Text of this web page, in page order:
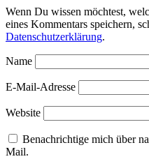
Wenn Du wissen möchtest,
eines Kommentars speichern,
Datenschutzerklärung.
Name
E-Mail-Adresse
Website
Benachrichtige mich über
Mail.